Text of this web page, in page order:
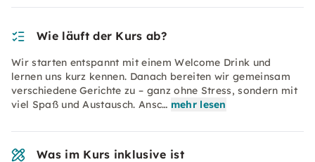
Wie läuft der Kurs ab?
Wir starten entspannt mit einem Welcome Drink und
lernen uns kurz kennen. Danach bereiten wir gemeinsam
verschiedene Gerichte zu – ganz ohne Stress, sondern mit
viel Spaß und Austausch. Ansc… mehr lesen
Was im Kurs inklusive ist